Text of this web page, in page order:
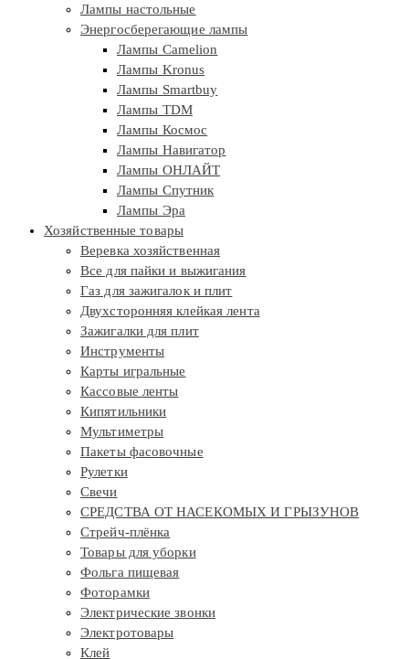
Лампы настольные
Энергосберегающие лампы
Лампы Camelion
Лампы Kronus
Лампы Smartbuy
Лампы TDM
Лампы Космос
Лампы Навигатор
Лампы ОНЛАЙТ
Лампы Спутник
Лампы Эра
Хозяйственные товары
Веревка хозяйственная
Все для пайки и выжигания
Газ для зажигалок и плит
Двухсторонняя клейкая лента
Зажигалки для плит
Инструменты
Карты игральные
Кассовые ленты
Кипятильники
Мультиметры
Пакеты фасовочные
Рулетки
Свечи
СРЕДСТВА ОТ НАСЕКОМЫХ И ГРЫЗУНОВ
Стрейч-плёнка
Товары для уборки
Фольга пищевая
Фоторамки
Электрические звонки
Электротовары
Клей